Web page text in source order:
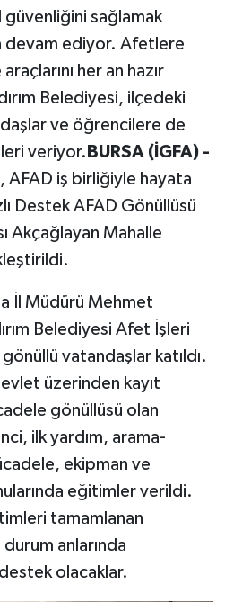
güvenliğini sağlamak
devam ediyor. Afetlere
her an hazır
Belediyesi, ilçedeki
ve öğrencilere de
veriyor. BURSA (İGFA) -
AFAD iş birliğiyle hayata
Destek AFAD Gönüllüsü
Akçağlayan Mahalle
İl Müdürü Mehmet
Belediyesi Afet İşleri
vatandaşlar katıldı.
üzerinden kayıt
gönüllüsü olan
ilk yardım, arama-
ekipman ve
eğitimler verildi.
tamamlanan
anlarında
olacaklar.